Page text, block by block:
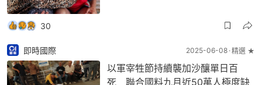
30
即時國際 2025-06-08 精選 ★
以軍宰牲節持續襲加沙釀單日百
死 聯合國料九月近50萬人極度缺